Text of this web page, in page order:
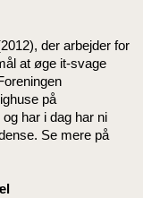
der arbejder for
at øge it-svage
på
har i dag har ni
Se mere på